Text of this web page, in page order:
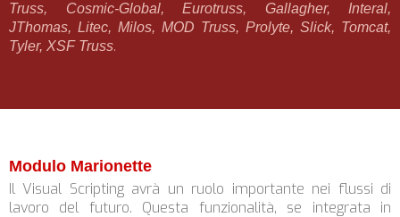
Truss, Cosmic-Global, Eurotruss, Gallagher, Interal,
JThomas, Litec, Milos, MOD Truss, Prolyte, Slick, Tomcat,
Tyler, XSF Truss.
Modulo Marionette
Il Visual Scripting avrà un ruolo importante nei flussi di
lavoro del futuro. Questa funzionalità, se integrata in